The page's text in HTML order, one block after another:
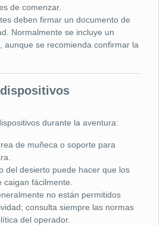
de comenzar.
deben firmar un documento de
Normalmente se incluye un
aunque se recomienda confirmar la
durante la aventura:
de muñeca o soporte para
del desierto puede hacer que los
caigan fácilmente.
no están permitidos
consulta siempre las normas
del operador.